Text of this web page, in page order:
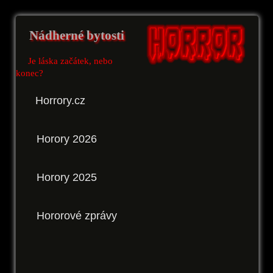
Nádherné bytosti
Je láska začátek, nebo
konec?
Horrory.cz
Horory 2026
Horory 2025
Hororové zprávy